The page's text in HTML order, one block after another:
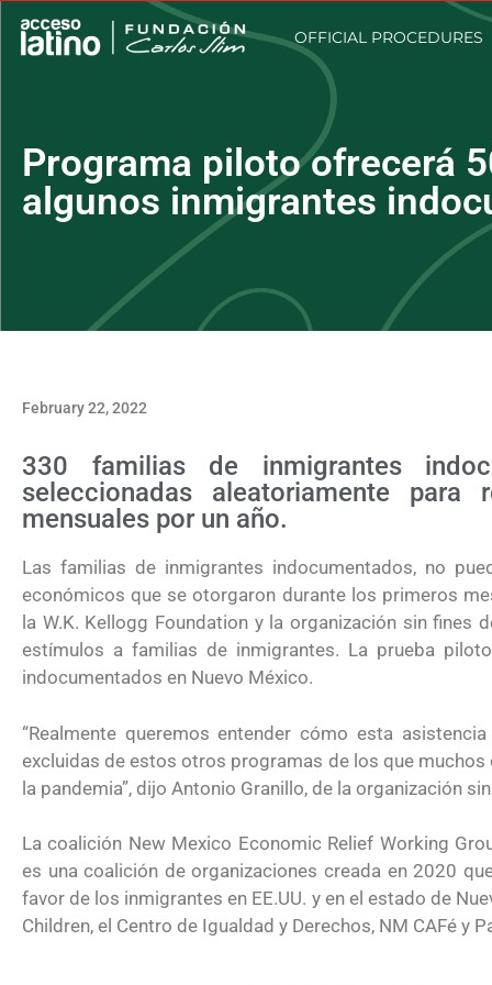
OFFICIAL PROCEDURES
Programa piloto ofrecerá
algunos inmigrantes
February 22, 2022
330 familias de inmigrantes
seleccionadas aleatoriamente
mensuales por un año.
Las familias de inmigrantes indocumentados, no
económicos que se otorgaron durante los primeros
la W.K. Kellogg Foundation y la organización sin fines
estímulos a familias de inmigrantes. La prueba
indocumentados en Nuevo México.
“Realmente queremos entender cómo esta
excluidas de estos otros programas de los que
la pandemia”, dijo Antonio Granillo, de la organización
La coalición New Mexico Economic Relief Working
es una coalición de organizaciones creada en 2020
favor de los inmigrantes en EE.UU. y en el estado de
Children, el Centro de Igualdad y Derechos, NM CAFé y